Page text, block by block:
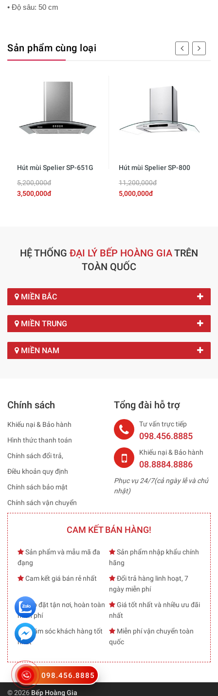
• Độ sâu: 50 cm
Sản phẩm cùng loại
Hút mùi Spelier SP-651G
5,200,000đ
3,500,000đ
Hút mùi Spelier SP-800
11,200,000đ
5,000,000đ
HỆ THỐNG ĐẠI LÝ BẾP HOÀNG GIATRÊN
TOÀN QUỐC
MIỀN BẮC
MIỀN TRUNG
MIỀN NAM
Chính sách
Khiếu nại & Bảo hành
Hình thức thanh toán
Chính sách đổi trả,
Điều khoản quy định
Chính sách bảo mật
Chính sách vận chuyển
Tổng đài hỗ trợ
Tư vấn trực tiếp
098.456.8885
Khiếu nại & Bảo hành
08.8884.8886
Phục vụ 24/7(cả ngày lễ và chủ
nhật)
CAM KẾT BÁN HÀNG!
Sản phẩm và mẫu mã đa
đạng
Sản phẩm nhập khẩu chính
hãng
Cam kết giá bán rẻ nhất
Đổi trả hàng linh hoạt, 7
ngày miễn phí
Lắp đặt tận nơi, hoàn toàn
miễn phí
Giá tốt nhất và nhiều ưu đãi
nhất
Chăm sóc khách hàng tốt
nhất
Miễn phí vận chuyển toàn
quốc
© 2026 Bếp Hoàng Gia
098.456.8885